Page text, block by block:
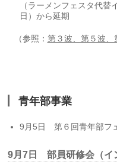
（ラーメンフェスタ代替
日）から延期
（参照： 第３波、第５波、
青年部事業
9月5日 第６回青年部フ
9月7日 部員研修会（イ